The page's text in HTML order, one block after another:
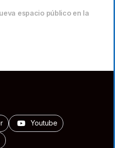
espacio público en la
Youtube